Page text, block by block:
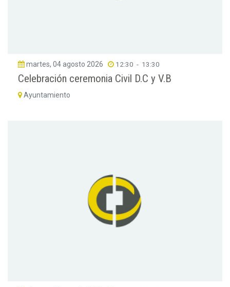
martes, 04 agosto 2026 12:30 - 13:30
Celebración ceremonia Civil D.C y V.B
Ayuntamiento